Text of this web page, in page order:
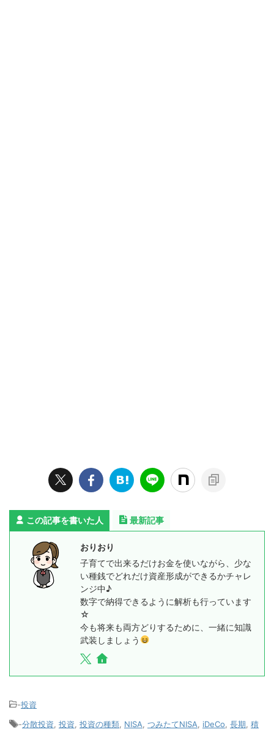
この記事を書いた人 最新記事
おりおり
子育てで出来るだけお金を使いながら、少な
い種銭でどれだけ資産形成ができるかチャレ
ンジ中♪
数字で納得できるように解析も行っています
☆
今も将来も両方どりするために、一緒に知識
武装しましょう
-投資
-分散投資 投資 投資の種類 NISA つみたてNISA iDeCo 長期 積